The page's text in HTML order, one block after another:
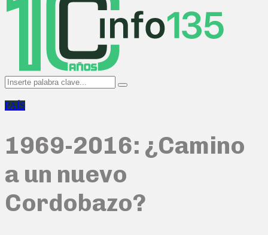
Search
for:
Search
PAÍS
1969-2016: ¿Camino
a un nuevo
Cordobazo?